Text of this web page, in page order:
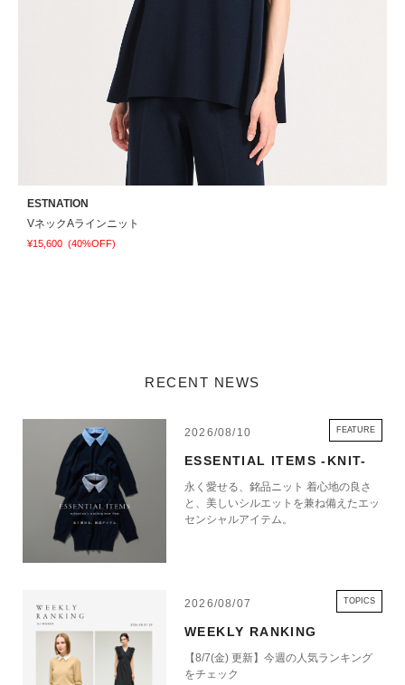
ESTNATION
VネックAラインニット
¥15,600 (40%OFF)
RECENT NEWS
2026/08/10 FEATURE
ESSENTIAL ITEMS -KNIT-
永く愛せる、銘品ニット 着心地の良さ
と、美しいシルエットを兼ね備えたエッ
センシャルアイテム。
2026/08/07 TOPICS
WEEKLY RANKING
【8/7(金) 更新】今週の人気ランキング
をチェック